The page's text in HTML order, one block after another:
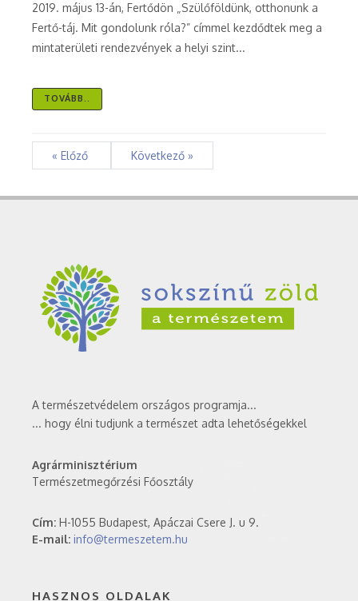
2019. május 13-án, Fertődön „Szülőföldünk, otthonunk a
Fertő-táj. Mit gondolunk róla?” címmel kezdődtek meg a
mintaterületi rendezvények a helyi szint...
TOVÁBB..
« Előző Következő »
A természetvédelem országos programja...
... hogy élni tudjunk a természet adta lehetőségekkel
Agrárminisztérium
Természetmegőrzési Főosztály
Cím: H-1055 Budapest, Apáczai Csere J. u 9.
E-mail: info@termeszetem.hu
HASZNOS OLDALAK